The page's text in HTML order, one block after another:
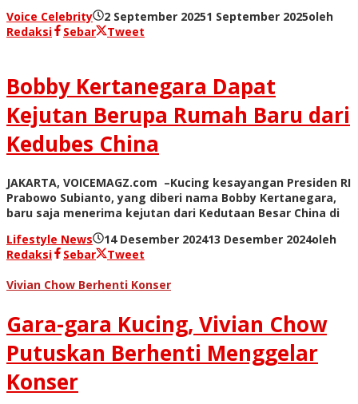
Voice Celebrity 2 September 20251 September 2025oleh
Redaksi
Sebar Tweet
Bobby Kertanegara Dapat
Kejutan Berupa Rumah Baru dari
Kedubes China
JAKARTA, VOICEMAGZ.com –Kucing kesayangan Presiden RI
Prabowo Subianto, yang diberi nama Bobby Kertanegara,
baru saja menerima kejutan dari Kedutaan Besar China di
Lifestyle News
14 Desember 202413 Desember 2024oleh
Redaksi
Sebar
Tweet
Vivian Chow Berhenti Konser
Gara-gara Kucing, Vivian Chow
Putuskan Berhenti Menggelar
Konser